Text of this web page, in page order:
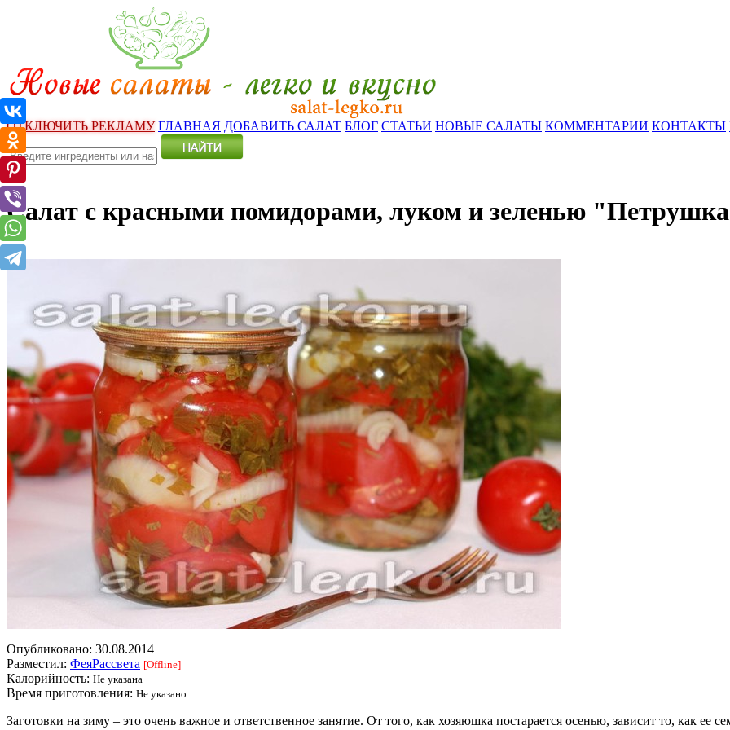
ОТКЛЮЧИТЬ РЕКЛАМУ ГЛАВНАЯ ДОБАВИТЬ САЛАТ БЛОГ СТАТЬИ НОВЫЕ САЛАТЫ КОММЕНТАРИИ КОНТАКТЫ
Салат с красными помидорами, луком и зеленью
Опубликовано: 30.08.2014
Разместил: ФеяРассвета [Offline]
Калорийность: Не указана
Время приготовления: Не указано
Заготовки на зиму – это очень важное и ответственное занятие. От того, как хозяюшка постарается осенью, зависит то, как ее